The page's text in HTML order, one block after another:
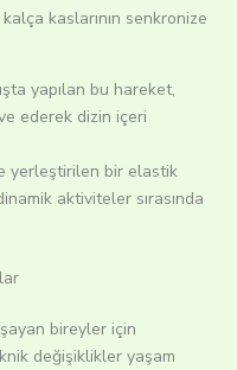
kaslarının senkronize
yapılan bu hareket,
ederek dizin içeri
yerleştirilen bir elastik
aktiviteler sırasında
bireyler için
değişiklikler yaşam